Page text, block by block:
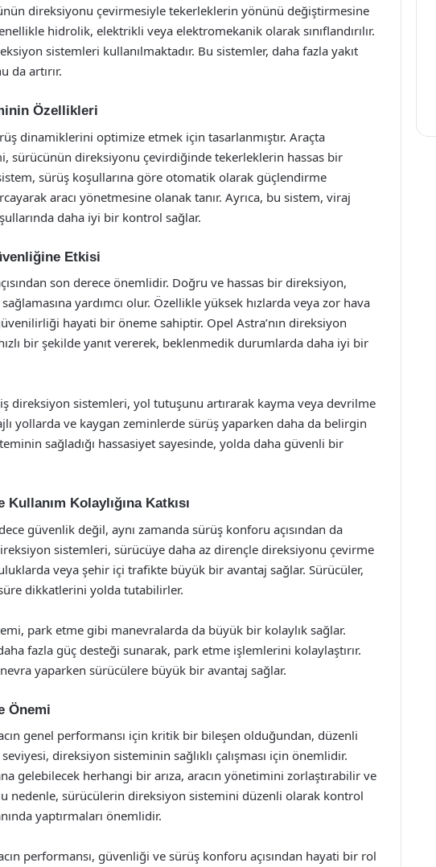
direksiyonu çevirmesiyle tekerleklerin yönünü değiştirmesine
hidrolik, elektrikli veya elektromekanik olarak sınıflandırılır.
sistemleri kullanılmaktadır. Bu sistemler, daha fazla yakıt
da artırır.
Özellikleri
dinamiklerini optimize etmek için tasarlanmıştır. Araçta
sürücünün direksiyonu çevirdiğinde tekerleklerin hassas bir
sürüş koşullarına göre otomatik olarak güçlendirme
aracı yönetmesine olanak tanır. Ayrıca, bu sistem, viraj
daha iyi bir kontrol sağlar.
Etkisi
son derece önemlidir. Doğru ve hassas bir direksiyon,
yardımcı olur. Özellikle yüksek hızlarda veya zor hava
hayati bir öneme sahiptir. Opel Astra’nın direksiyon
bir şekilde yanıt vererek, beklenmedik durumlarda daha iyi bir
direksiyon sistemleri, yol tutuşunu artırarak kayma veya devrilme
yollarda ve kaygan zeminlerde sürüş yaparken daha da belirgin
sağladığı hassasiyet sayesinde, yolda daha güvenli bir
Kolaylığına Katkısı
güvenlik değil, aynı zamanda sürüş konforu açısından da
sistemleri, sürücüye daha az dirençle direksiyonu çevirme
veya şehir içi trafikte büyük bir avantaj sağlar. Sürücüler,
dikkatlerini yolda tutabilirler.
park etme gibi manevralarda da büyük bir kolaylık sağlar.
fazla güç desteği sunarak, park etme işlemlerini kolaylaştırır.
yaparken sürücülere büyük bir avantaj sağlar.
Önemi
genel performansı için kritik bir bileşen olduğundan, düzenli
seviyesi, direksiyon sisteminin sağlıklı çalışması için önemlidir.
gelebilecek herhangi bir arıza, aracın yönetimini zorlaştırabilir ve
nedenle, sürücülerin direksiyon sistemini düzenli olarak kontrol
yaptırmaları önemlidir.
performansı, güvenliği ve sürüş konforu açısından hayati bir rol